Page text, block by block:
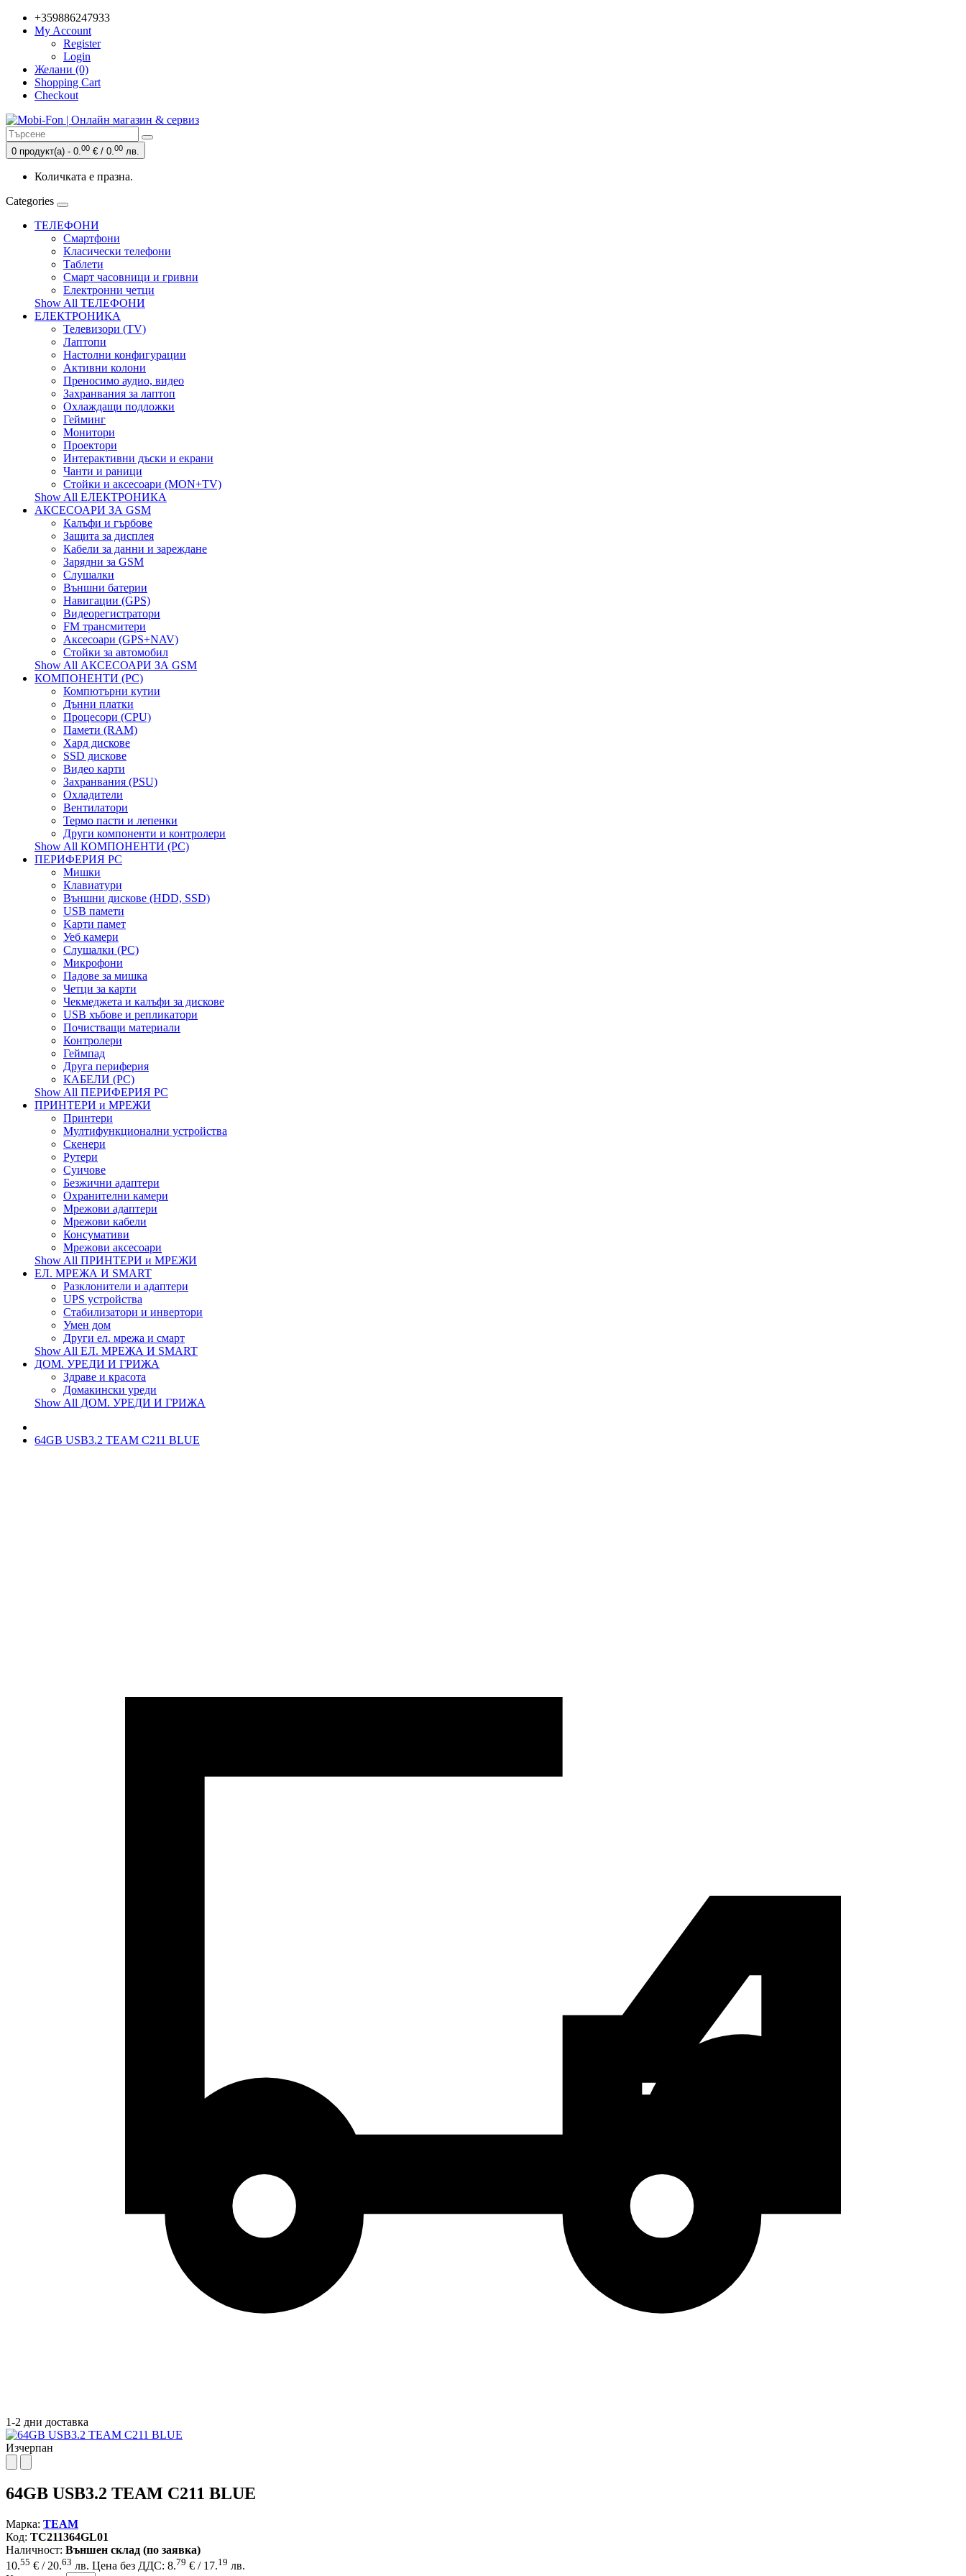
+359886247933
My Account
Register
Login
Желани (0)
Shopping Cart
Checkout
0 продукт(а) - 0.00 € / 0.00 лв.
Количката е празна.
Categories
ТЕЛЕФОНИ
Смартфони
Класически телефони
Таблети
Смарт часовници и гривни
Електронни четци
Show All ТЕЛЕФОНИ
ЕЛЕКТРОНИКА
Телевизори (TV)
Лаптопи
Настолни конфигурации
Активни колони
Преносимо аудио, видео
Захранвания за лаптоп
Охлаждащи подложки
Гейминг
Монитори
Проектори
Интерактивни дъски и екрани
Чанти и раници
Стойки и аксесоари (MON+TV)
Show All ЕЛЕКТРОНИКА
АКСЕСОАРИ ЗА GSM
Калъфи и гърбове
Защита за дисплея
Кабели за данни и зареждане
Зарядни за GSM
Слушалки
Външни батерии
Навигации (GPS)
Видеорегистратори
FM трансмитери
Аксесоари (GPS+NAV)
Стойки за автомобил
Show All АКСЕСОАРИ ЗА GSM
КОМПОНЕНТИ (PC)
Компютърни кутии
Дънни платки
Процесори (CPU)
Памети (RAM)
Хард дискове
SSD дискове
Видео карти
Захранвания (PSU)
Охладители
Вентилатори
Термо пасти и лепенки
Други компоненти и контролери
Show All КОМПОНЕНТИ (PC)
ПЕРИФЕРИЯ PC
Мишки
Клавиатури
Външни дискове (HDD, SSD)
USB памети
Kарти памет
Уеб камери
Слушалки (PC)
Микрофони
Падове за мишка
Четци за карти
Чекмеджета и калъфи за дискове
USB хъбове и репликатори
Почистващи материали
Контролери
Геймпад
Друга периферия
КАБЕЛИ (PC)
Show All ПЕРИФЕРИЯ PC
ПРИНТЕРИ и МРЕЖИ
Принтери
Мултифункционални устройства
Скенери
Рутери
Суичове
Безжични адаптери
Охранителни камери
Мрежови адаптери
Мрежови кабели
Консумативи
Мрежови аксесоари
Show All ПРИНТЕРИ и МРЕЖИ
ЕЛ. МРЕЖА И SMART
Разклонители и адаптери
UPS устройства
Стабилизатори и инвертори
Умен дом
Други ел. мрежа и смарт
Show All ЕЛ. МРЕЖА И SMART
ДОМ. УРЕДИ И ГРИЖА
Здраве и красота
Домакински уреди
Show All ДОМ. УРЕДИ И ГРИЖА
64GB USB3.2 TEAM C211 BLUE
1-2 дни доставка
Изчерпан
64GB USB3.2 TEAM C211 BLUE
Марка: TEAM
Код: TC211364GL01
Наличност: Външен склад (по заявка)
10.55 € / 20.63 лв. Цена без ДДС: 8.79 € / 17.19 лв.